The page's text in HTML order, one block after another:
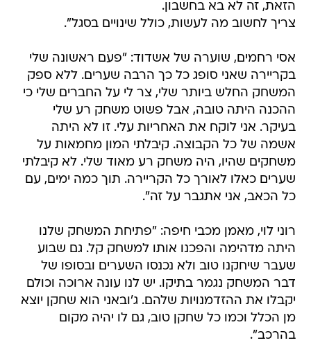
הזאת, זה לא בא בחשבון.
צריך לחשוב מה לעשות, כולל שינויים בסגל".
אסי רחמים, שוערה של אשדוד: "פעם ראשונה שלי
בקריירה שאני סופג כל כך הרבה שערים. ללא ספק
המשחק החלש ביותר שלי, צר לי על החברים שלי כי
ההכנה היתה טובה, אבל פשוט משחק רע שלי
בעיקר. אני לוקח את האחריות עלי. זו לא היתה
אשמה של כל הקבוצה. קיבלתי המון מחמאות על
משחקים שהיו, היה משחק רע מאוד שלי. לא קיבלתי
שערים כאלו לאורך כל הקריירה. תוך כמה ימים, עם
כל הכאב, אני אתגבר על זה".
רוני לוי, מאמן מכבי חיפה: "פתיחת המשחק שלנו
היתה מדהימה והפכנו אותו למשחק קל. גם שבוע
שעבר שיחקנו טוב ולא נכנסו השערים ובסופו של
דבר המשחק נגמר בתיקו. יש לנו עונה ארוכה וכולם
יקבלו את ההזדמנויות שלהם. ג'ובאני הוא שחקן יוצא
מן הכלל וכמו כל שחקן טוב, גם לו יהיה מקום
בהרכב".